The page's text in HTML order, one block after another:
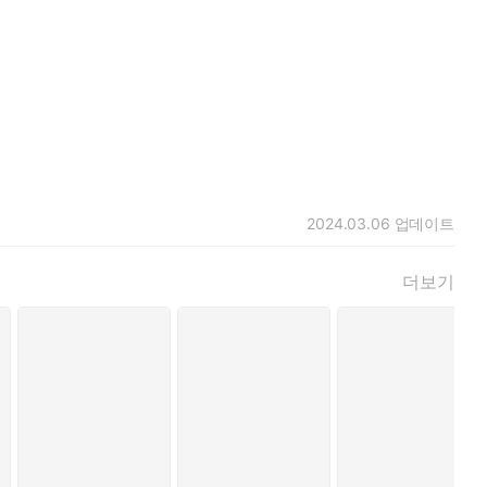
2024.03.06 업데이트
더보기